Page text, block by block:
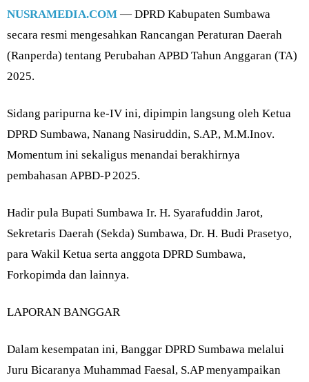
NUSRAMEDIA.COM — DPRD Kabupaten Sumbawa
secara resmi mengesahkan Rancangan Peraturan Daerah
(Ranperda) tentang Perubahan APBD Tahun Anggaran (TA)
2025.
Sidang paripurna ke-IV ini, dipimpin langsung oleh Ketua
DPRD Sumbawa, Nanang Nasiruddin, S.AP., M.M.Inov.
Momentum ini sekaligus menandai berakhirnya
pembahasan APBD-P 2025.
Hadir pula Bupati Sumbawa Ir. H. Syarafuddin Jarot,
Sekretaris Daerah (Sekda) Sumbawa, Dr. H. Budi Prasetyo,
para Wakil Ketua serta anggota DPRD Sumbawa,
Forkopimda dan lainnya.
LAPORAN BANGGAR
Dalam kesempatan ini, Banggar DPRD Sumbawa melalui
Juru Bicaranya Muhammad Faesal, S.AP menyampaikan